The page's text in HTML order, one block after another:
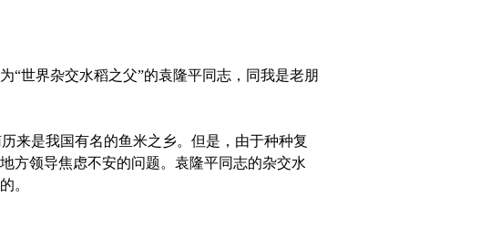
世界杂交水稻之父”的袁隆平同志，同我是老朋
是我国有名的鱼米之乡。但是，由于种种复
方领导焦虑不安的问题。袁隆平同志的杂交水
。